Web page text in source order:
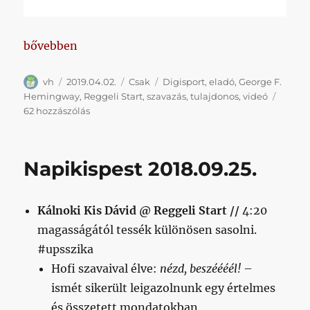
„Most akkor azt mondta az Öreg, hogy eladta a
bővebben
Szerző
vh Közzétéve
2019.04.02. Kategória
Csak Címke
Digisport,eladó,George F.
Hemingway, Reggeli Start,szavazás,tulajdonos,videó
62 hozzászólásMost
az
Öreg,
eladta
a
vagy
sem?
című
Napikispest 2018.09.25.
Kálnoki Kis Dávid @ Reggeli Start // 4:20
magasságától tessék különösen sasolni.
#upsszika
Hofi szavaival élve: nézd, beszéééél! –
ismét sikerült leigazolnunk egy értelmes